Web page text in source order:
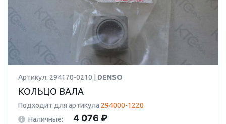
Артикул: 294170-0210 | DENSO
КОЛЬЦО ВАЛА
Подходит для артикула 294000-1220
Наличные:
4 076 ₽